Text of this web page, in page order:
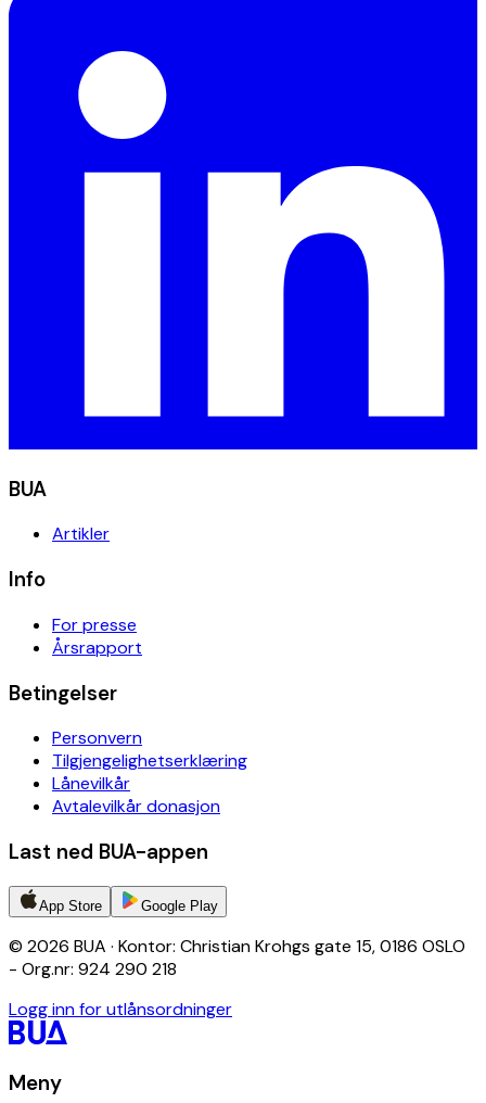
BUA
Artikler
Info
For presse
Årsrapport
Betingelser
Personvern
Tilgjengelighetserklæring
Lånevilkår
Avtalevilkår donasjon
Last ned BUA-appen
App Store Google Play
© 2026 BUA · Kontor: Christian Krohgs gate 15, 0186 OSLO
- Org.nr: 924 290 218
Logg inn for utlånsordninger
Meny